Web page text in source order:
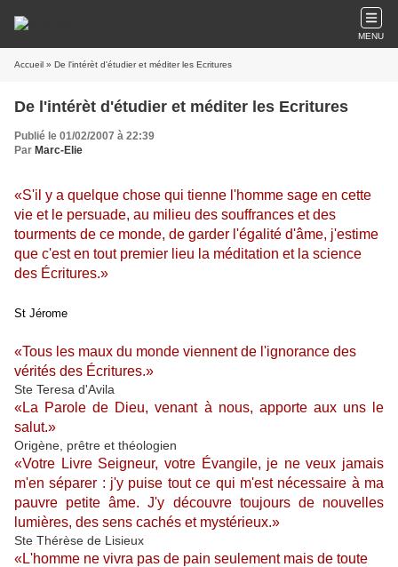
MENU
Accueil » De l'intérèt d'étudier et méditer les Ecritures
De l'intérèt d'étudier et méditer les Ecritures
Publié le 01/02/2007 à 22:39
Par Marc-Elie
«S'il y a quelque chose qui tienne l'homme sage en cette
vie et le persuade, au milieu des souffrances et des
tourments de ce monde, de garder l'égalité d'âme, j'estime
que c'est en tout premier lieu la méditation et la science
des Écritures.»
St Jérome
«Tous les maux du monde viennent de l'ignorance des
vérités des Écritures.»
Ste Teresa d'Avila
«La Parole de Dieu, venant à nous, apporte aux uns le
salut.»
Origène, prêtre et théologien
«Votre Livre Seigneur, votre Évangile, je ne veux jamais
m'en séparer : j'y puise tout ce qui m'est nécessaire à ma
pauvre petite âme. J'y découvre toujours de nouvelles
lumières, des sens cachés et mystérieux.»
Ste Thérèse de Lisieux
«L'homme ne vivra pas de pain seulement mais de toute